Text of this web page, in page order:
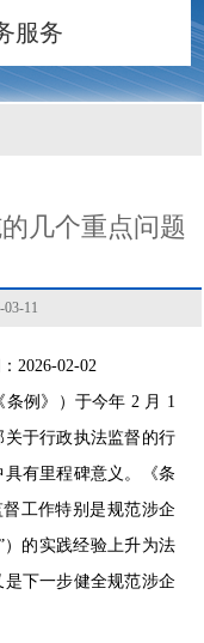
服务
几个重点问题
11
2026-02-02
例》）于今年 2 月 1
关于行政执法监督的行
有里程碑意义。《条
工作特别是规范涉企
的实践经验上升为法
下一步健全规范涉企